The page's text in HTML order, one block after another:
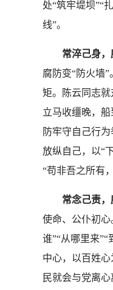
处“筑牢堤坝”“
线”。
常淬己身，
腐防变“防火墙
矩。陈云同志就
立马收缰晚，
防牢守自己行
放纵自己，以“
“苟非吾之所有
常念己责，
使命、公仆初
谁”“从哪里来
中心，以百姓
民就会与党离